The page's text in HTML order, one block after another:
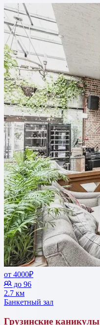
от 4000₽
до 96
2.7 км
Банкетный зал
Грузинские каникулы